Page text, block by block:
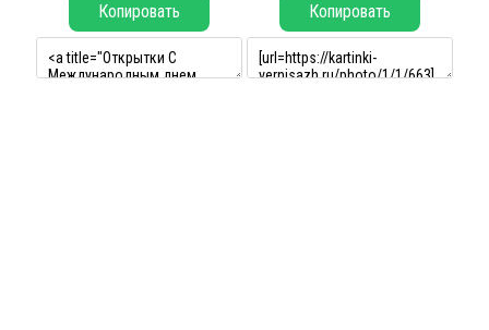
Копировать Копировать